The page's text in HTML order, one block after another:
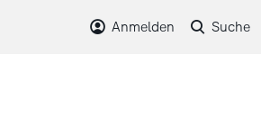
Anmelden Suche